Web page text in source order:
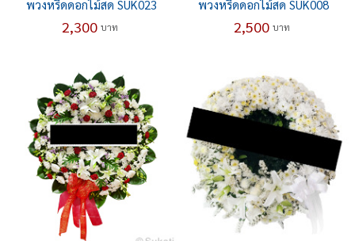
พวงหรีดดอกไม้สด SUK023
2,300 บาท
พวงหรีดดอกไม้สด SUK008
2,500 บาท